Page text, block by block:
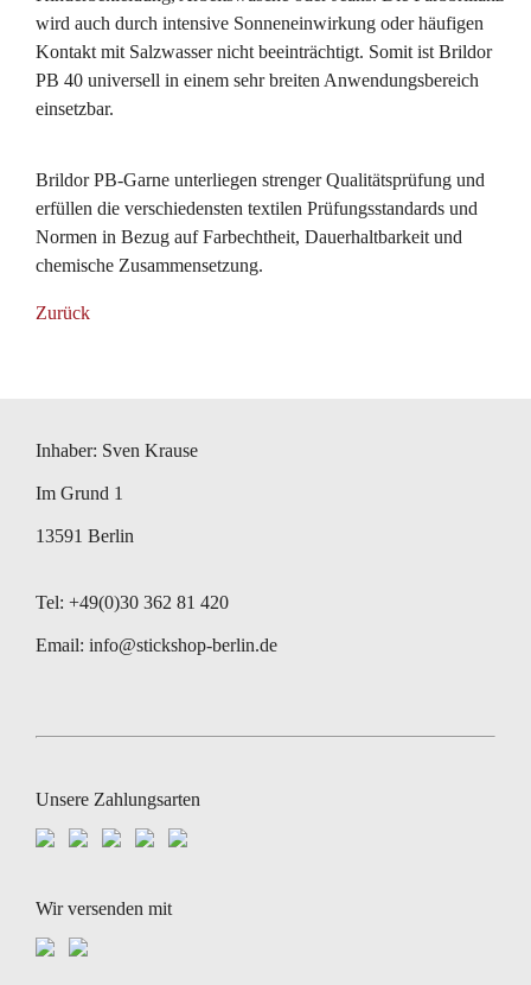
wird auch durch intensive Sonneneinwirkung oder häufigen
Kontakt mit Salzwasser nicht beeinträchtigt. Somit ist Brildor
PB 40 universell in einem sehr breiten Anwendungsbereich
einsetzbar.
Brildor PB-Garne unterliegen strenger Qualitätsprüfung und
erfüllen die verschiedensten textilen Prüfungsstandards und
Normen in Bezug auf Farbechtheit, Dauerhaltbarkeit und
chemische Zusammensetzung.
Zurück
Inhaber: Sven Krause
Im Grund 1
13591 Berlin
Tel: +49(0)30 362 81 420
Email: info@stickshop-berlin.de
Unsere Zahlungsarten
Wir versenden mit